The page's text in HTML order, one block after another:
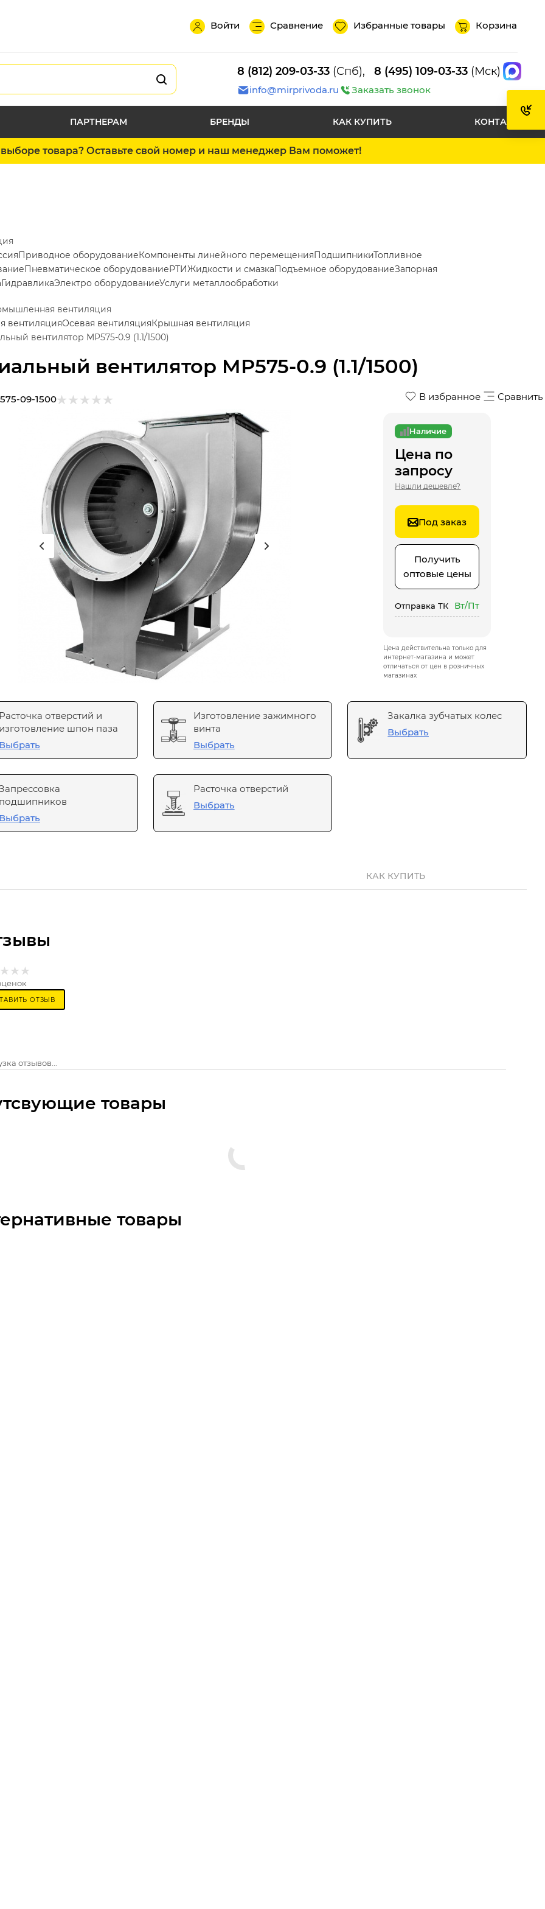
Войти Сравнение Избранные товары Корзина
8 (812) 209-03-33 (Спб), 8 (495) 109-03-33 (Мск)
info@mirprivoda.ru Заказать звонок
ПАРТНЕРАМ БРЕНДЫ КАК КУПИТЬ КОНТАКТЫ
товара? Оставьте свой номер и наш менеджер Вам поможет!
вентилятор MP575-0.9 (1.1/1500)
Приводное оборудованиеКомпоненты линейного перемещенияПодшипникиТопливное
Пневматическое оборудованиеРТИЖидкости и смазкаПодъемное оборудованиеЗапорная
ГидравликаЭлектро оборудованиеУслуги металлообработки
вентиляция
вентиляцияОсевая вентиляцияКрышная вентиляция
вентилятор MP575-0.9 (1.1/1500)
В избранное Сравнить
09-1500
Наличие
Цена по
запросу
Нашли дешевле?
Под заказ
Получить
оптовые цены
Отправка ТК Вт/Пт
Цена действительна только для
интернет-магазина и может
отличаться от цен в розничных
магазинах
Расточка отверстий и
изготовление шпон паза
Выбрать
Изготовление зажимного
винта
Выбрать
Закалка зубчатых колес
Выбрать
подшипников
Выбрать
Расточка отверстий
Выбрать
КАК КУПИТЬ
ОТЗЫВ
отзывов...
товары
товары